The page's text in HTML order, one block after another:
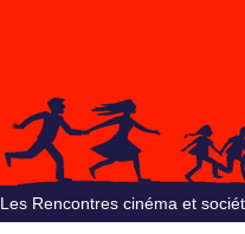
Les Rencontres cinéma et